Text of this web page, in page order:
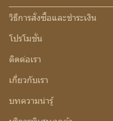
วิธีการสั่งซื้อและชำระเงิน
โปรโมชั่น
ติดต่อเรา
เกี่ยวกับเรา
บทความน่ารู้